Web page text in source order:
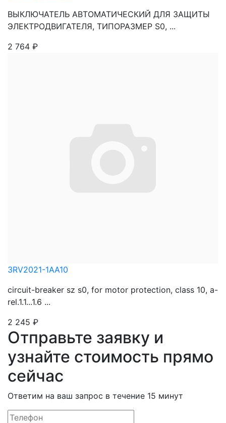
ВЫКЛЮЧАТЕЛЬ АВТОМАТИЧЕСКИЙ ДЛЯ ЗАЩИТЫ
ЭЛЕКТРОДВИГАТЕЛЯ, ТИПОРАЗМЕР S0, ...
2 764 ₽
3RV2021-1AA10
circuit-breaker sz s0, for motor protection, class 10, a-
rel.1.1...1.6 ...
2 245 ₽
Отправьте заявку и
узнайте стоимость прямо
сейчас
Ответим на ваш запрос в течение 15 минут